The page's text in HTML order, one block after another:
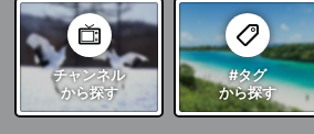
チャンネル
から探す
#タグ
から探す